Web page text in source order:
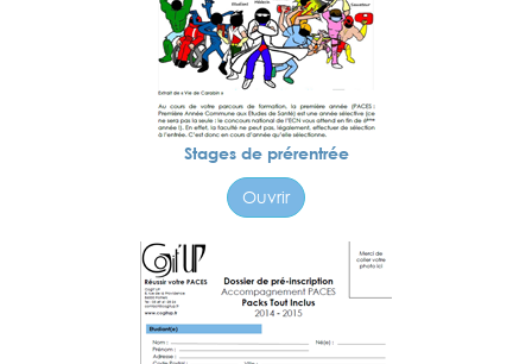
Stages de prérentrée
Ouvrir